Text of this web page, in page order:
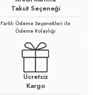
Taksit Seçeneği
Farklı Ödeme Seçenekleri ile
Ödeme Kolaylığı
Ücretsiz
Kargo